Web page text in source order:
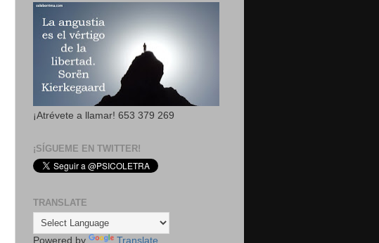
¡Atrévete a llamar! 653 379 269
¡SÍGUEME EN TWITTER!
TRANSLATE
Powered by Translate